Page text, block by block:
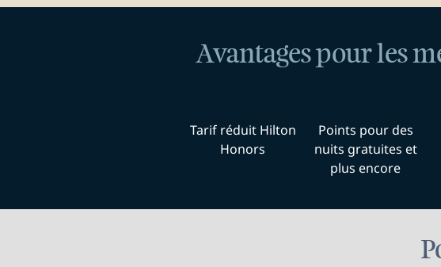
Avantages pour les
Tarif réduit Hilton
Honors
Points pour des
nuits gratuites et
plus encore